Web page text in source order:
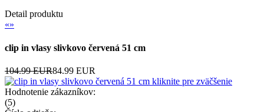
Detail produktu
«»
clip in vlasy slivkovo červená 51 cm
104.99 EUR84.99 EUR
kliknite pre zväčšenie
Hodnotenie zákazníkov:
(5)